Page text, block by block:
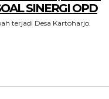
SINERGI OPD
terjadi Desa Kartoharjo.